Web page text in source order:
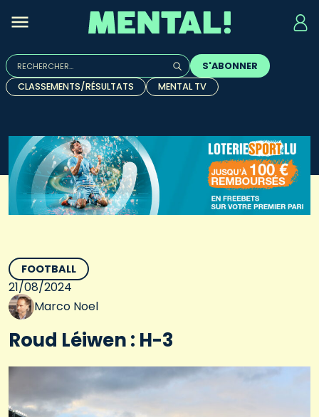
Rechercher :
Quand les résultats de l'auto-complétion sont
S'ABONNER
CLASSEMENTS/RÉSULTATS
MENTAL TV
FOOTBALL
21/08/2024
Marco Noel
Roud Léiwen : H-3